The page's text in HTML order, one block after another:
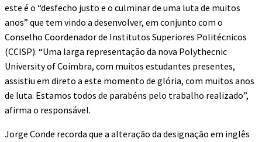
este é o “desfecho justo e o culminar de uma luta de muitos
anos” que tem vindo a desenvolver, em conjunto com o
Conselho Coordenador de Institutos Superiores Politécnicos
(CCISP). “Uma larga representação da nova Polythecnic
University of Coimbra, com muitos estudantes presentes,
assistiu em direto a este momento de glória, com muitos anos
de luta. Estamos todos de parabéns pelo trabalho realizado”,
afirma o responsável.
Jorge Conde recorda que a alteração da designação em inglês